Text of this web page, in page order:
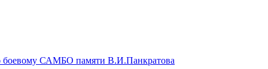
боевому САМБО памяти В.И.Панкратова